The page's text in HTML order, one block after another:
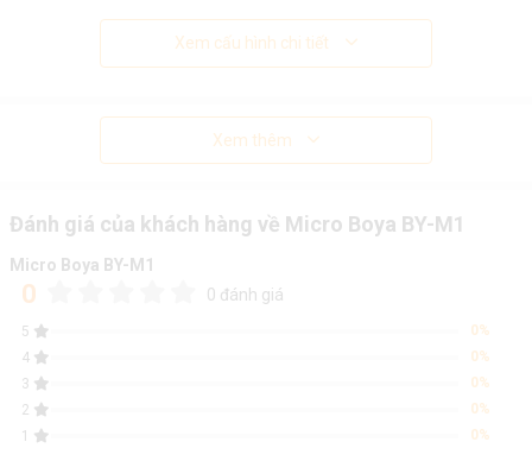
Xem cấu hình chi tiết
Xem thêm
Đánh giá của khách hàng về Micro Boya BY-M1
Micro Boya BY-M1
0 0 đánh giá
5
0%
4
0%
3
0%
2
0%
1
0%